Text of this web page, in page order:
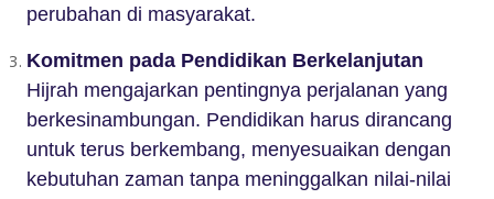
perubahan di masyarakat.
Komitmen pada Pendidikan Berkelanjutan
Hijrah mengajarkan pentingnya perjalanan yang
berkesinambungan. Pendidikan harus dirancang
untuk terus berkembang, menyesuaikan dengan
kebutuhan zaman tanpa meninggalkan nilai-nilai